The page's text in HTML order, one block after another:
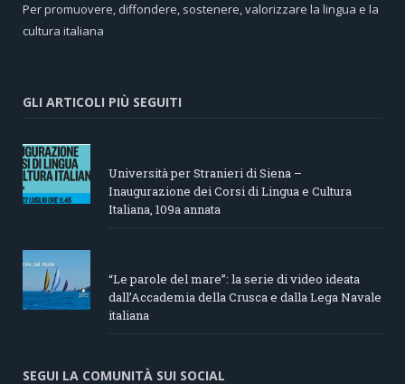
Per promuovere, diffondere, sostenere, valorizzare la lingua e la
cultura italiana
GLI ARTICOLI PIÙ SEGUITI
Università per Stranieri di Siena –
Inaugurazione dei Corsi di Lingua e Cultura
Italiana, 109a annata
“Le parole del mare”: la serie di video ideata
dall’Accademia della Crusca e dalla Lega Navale
italiana
SEGUI LA COMUNITÀ SUI SOCIAL